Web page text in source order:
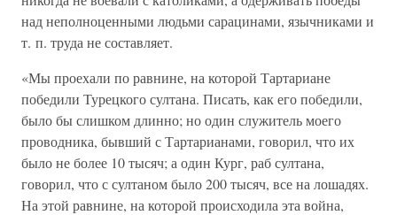
над неполноценными людьми сарацинами, язычниками и
т. п. труда не составляет.
«Мы проехали по равнине, на которой Тартариане
победили Турецкого султана. Писать, как его победили,
было бы слишком длинно; но один служитель моего
проводника, бывший с Тартарианами, говорил, что их
было не более 10 тысяч; а один Кург, раб султана,
говорил, что с султаном было 200 тысяч, все на лошадях.
На этой равнине, на которой происходила эта война,